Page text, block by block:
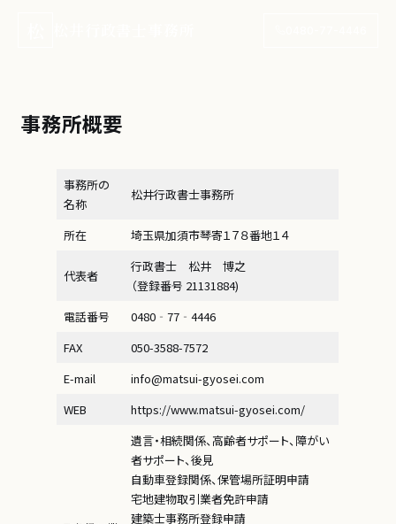
事務所概要
事務所の
名称
松井行政書士事務所
所在 埼玉県加須市琴寄１７８番地１４
代表者
行政書士 松井 博之
（登録番号 21131884)
電話番号
0480‐77‐4446
FAX
050-3588-7572
E-mail
info@matsui-gyosei.com
WEB
https://www.matsui-gyosei.com/
遺言・相続関係、高齢者サポート、障がい
者サポート、後見
自動車登録関係、保管場所証明申請
宅地建物取引業者免許申請
建築士事務所登録申請